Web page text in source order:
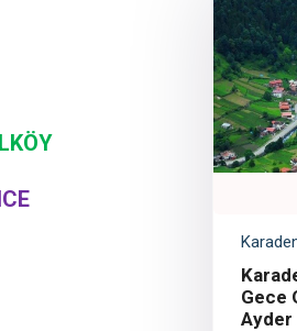
Gece
Ayder